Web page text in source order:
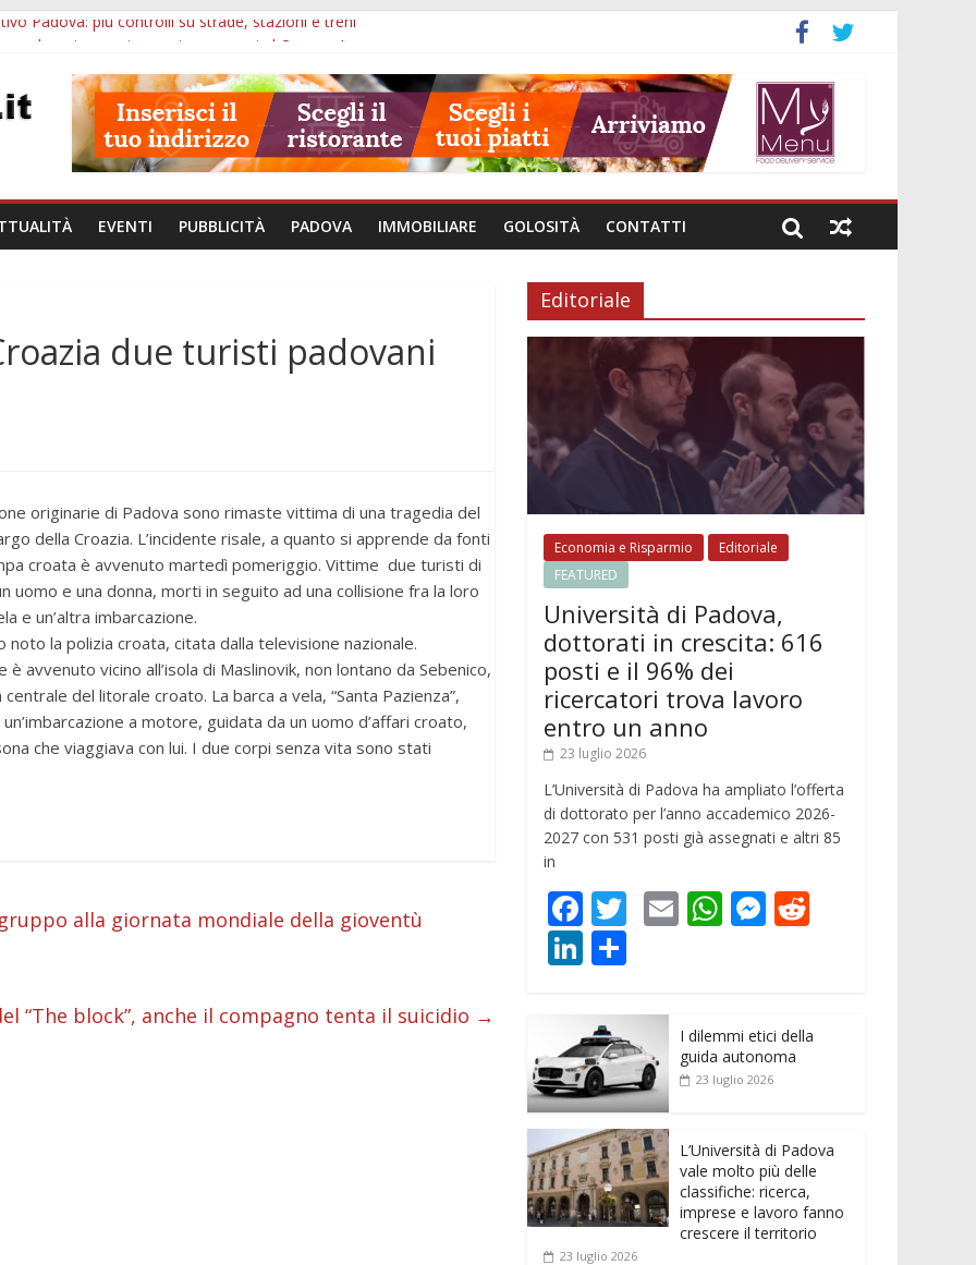
Padova: più controlli su strade, stazioni e treni
ore 10: censimento a Monselice, arresto antidroga e siccità
ore 23: maltrattamenti, arresto a Limena e progetto Cool Shop
Veneto: 650mila euro per Comuni e Polizie locali
EVENTI PUBBLICITÀ PADOVA IMMOBILIARE GOLOSITÀ CONTATTI
due turisti padovani
originarie di Padova sono rimaste vittima di una tragedia del
della Croazia. L’incidente risale, a quanto si apprende da fonti
croata è avvenuto martedì pomeriggio. Vittime due turisti di
uomo e una donna, morti in seguito ad una collisione fra la loro
e un’altra imbarcazione.
noto la polizia croata, citata dalla televisione nazionale.
è avvenuto vicino all’isola di Maslinovik, non lontano da Sebenico,
centrale del litorale croato. La barca a vela, “Santa Pazienza”,
a motore, guidata da un uomo d’affari croato,
che viaggiava con lui. I due corpi senza vita sono stati
di
alla giornata mondiale della gioventù
“The block”, anche il compagno tenta il suicidio →
Editoriale
Economia e Risparmio
Editoriale
FEATURED
Università di Padova,
dottorati in crescita: 616
posti e il 96% dei
ricercatori trova lavoro
entro un anno
23 luglio 2026
L’Università di Padova ha ampliato l’offerta
di dottorato per l’anno accademico 2026-
2027 con 531 posti già assegnati e altri 85
in
F
ac
e
b
o
o
k
T
er
E W
A
p
M
n
g
t
Li
k
e
dI
n
n
di
vi
di
I dilemmi etici della
guida autonoma
23 luglio 2026
L’Università di Padova
vale molto più delle
classifiche: ricerca,
imprese e lavoro fanno
crescere il territorio
23 luglio 2026